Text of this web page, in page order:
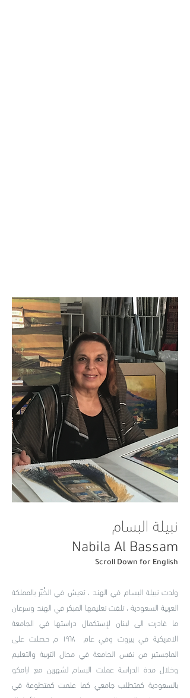
نبيلة البسام
Nabila Al Bassam
Scroll Down for English
ولدت نبيلة البسام في الهند ، تعيش في الخُبَر بالمملكة
العربية السعودية ، تلقت تعليمها المبكر في الهند وسرعان
ما غادرت الى لبنان لإستكمال دراستها في الجامعة
الامريكية في بيروت وفي عام ١٩٦٨ م حصلت على
الماجستير من نفس الجامعة في مجال التربية والتعليم
وخلال مدة الدراسة عملت البسام لشهرين مع ارامكو
بالسعودية كمتطلب جامعي كما علمت كمتطوعة في